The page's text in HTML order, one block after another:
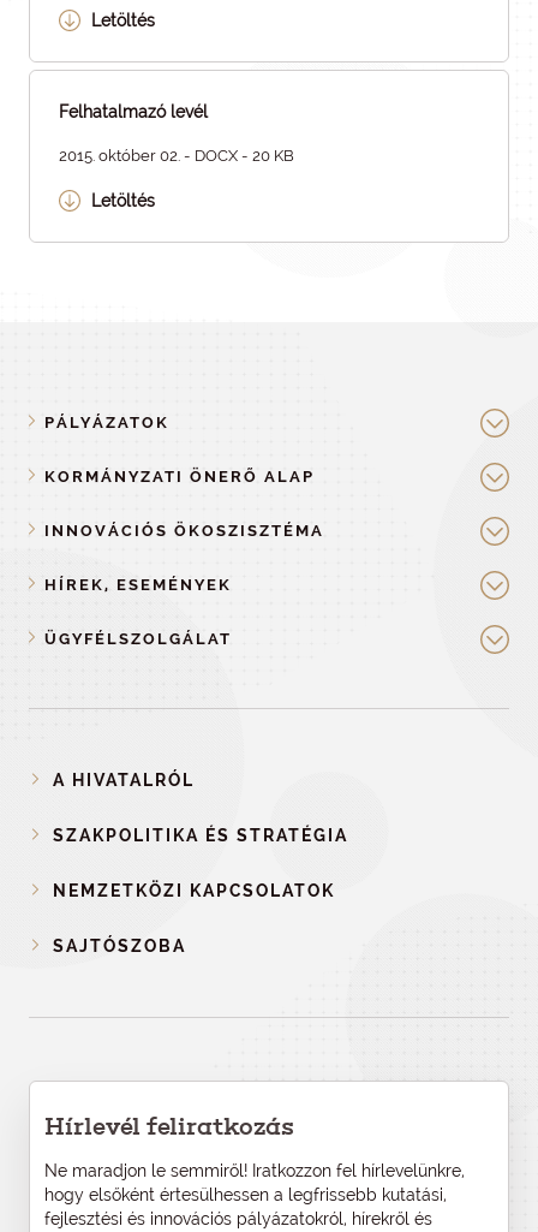
Letöltés
Felhatalmazó levél
2015. október 02. - DOCX - 20 KB
Letöltés
PÁLYÁZATOK
KORMÁNYZATI ÖNERŐ ALAP
INNOVÁCIÓS ÖKOSZISZTÉMA
HÍREK, ESEMÉNYEK
ÜGYFÉLSZOLGÁLAT
A HIVATALRÓL
SZAKPOLITIKA ÉS STRATÉGIA
NEMZETKÖZI KAPCSOLATOK
SAJTÓSZOBA
Hírlevél feliratkozás
Ne maradjon le semmiről! Iratkozzon fel hírlevelünkre,
hogy elsőként értesülhessen a legfrissebb kutatási,
fejlesztési és innovációs pályázatokról, hírekről és